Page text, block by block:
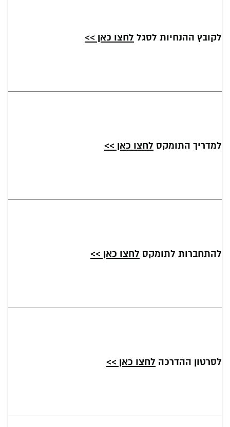
לקובץ ההנחיות לסגל לחצו כאן >>
למדריך התומקס לחצו כאן >>
להתחברות לתומקס לחצו כאן >>
לסרטון ההדרכה לחצו כאן >>